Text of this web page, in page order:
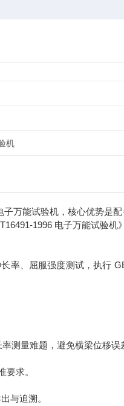
机
万能试验机，核心优势是
1996 电子万能试验机》
率、屈服强度测试，执行
测量难题，避免横梁位移误
要求。
与追溯。